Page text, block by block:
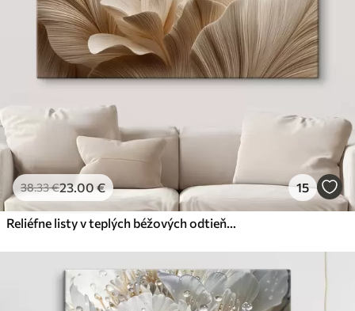
38.33€23.00€ 15
Reliéfne listy v teplých béžových odtieňoch